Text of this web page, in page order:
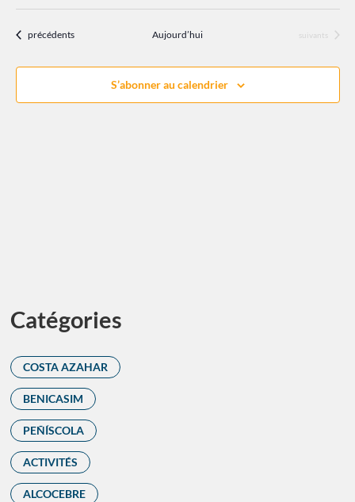
Évènements
précédents Aujourd’hui Évènements
suivants
S’abonner au calendrier
Catégories
COSTA AZAHAR
BENICASIM
PEÑÍSCOLA
ACTIVITÉS
ALCOCEBRE